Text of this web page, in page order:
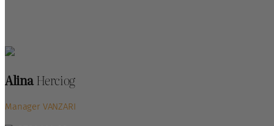
AlinaHerciog
Manager VANZARI